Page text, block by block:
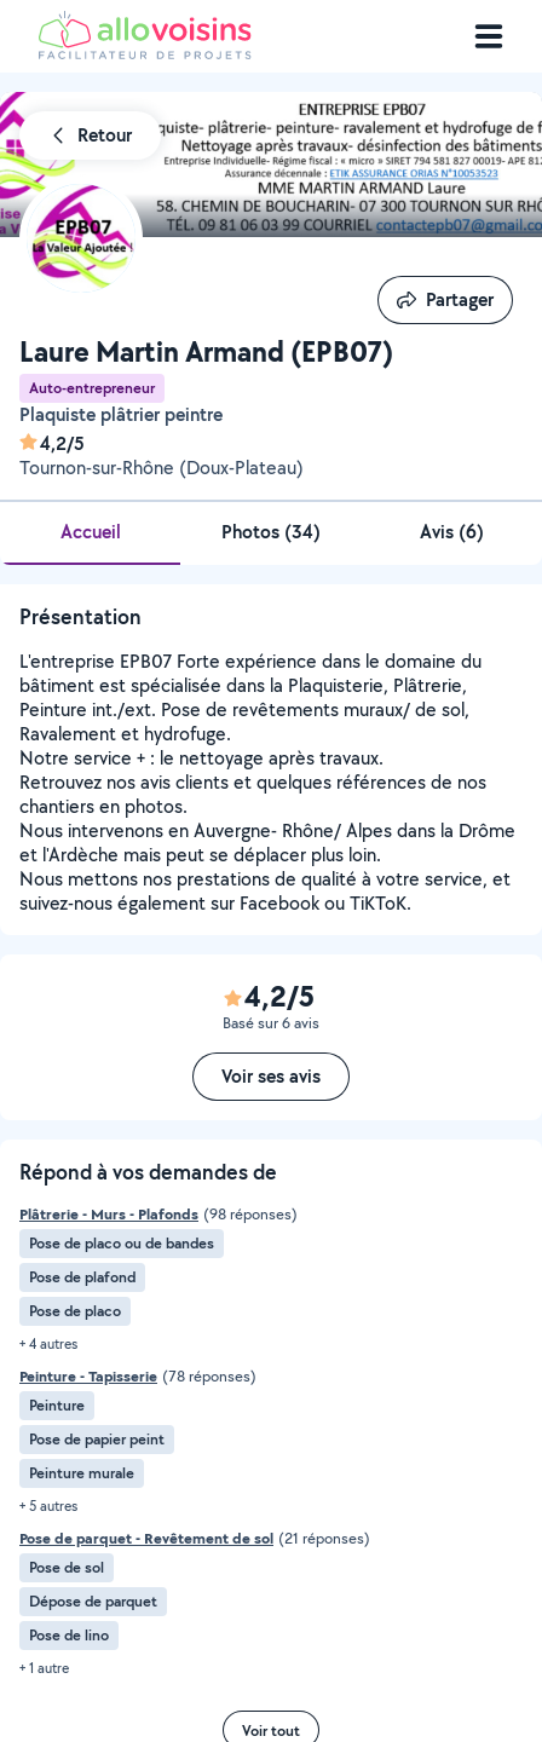
Retour
Laure Martin Armand (EPB07)
Auto-entrepreneur
Plaquiste plâtrier peintre
4,2/5
Tournon-sur-Rhône (Doux-Plateau)
Partager
Partager
Accueil Photos (34) Avis (6)
Présentation
L'entreprise EPB07 Forte expérience dans le domaine du
bâtiment est spécialisée dans la Plaquisterie, Plâtrerie,
Peinture int./ext. Pose de revêtements muraux/ de sol,
Ravalement et hydrofuge.
Notre service + : le nettoyage après travaux.
Retrouvez nos avis clients et quelques références de nos
chantiers en photos.
Nous intervenons en Auvergne- Rhône/ Alpes dans la Drôme
et l'Ardèche mais peut se déplacer plus loin.
Nous mettons nos prestations de qualité à votre service, et
suivez-nous également sur Facebook ou TiKToK.
4,2/5
Basé sur 6 avis
Voir ses avis
Répond à vos demandes de
Plâtrerie - Murs - Plafonds (98 réponses)
Pose de placo ou de bandes
Pose de plafond
Pose de placo
+ 4 autres
Peinture - Tapisserie (78 réponses)
Peinture
Pose de papier peint
Peinture murale
+ 5 autres
Pose de parquet - Revêtement de sol (21 réponses)
Pose de sol
Dépose de parquet
Pose de lino
+ 1 autre
Voir tout